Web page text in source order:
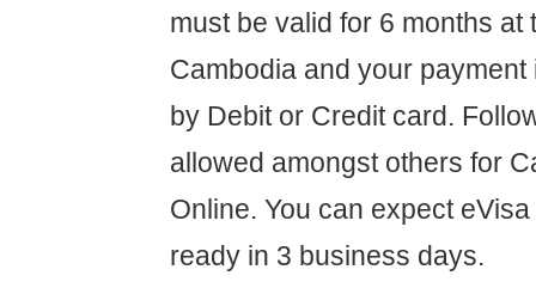
must be valid for 6 months at
Cambodia and your
by Debit or Credit card.
allowed amongst others for
Online. You can expect
ready in 3 business days.